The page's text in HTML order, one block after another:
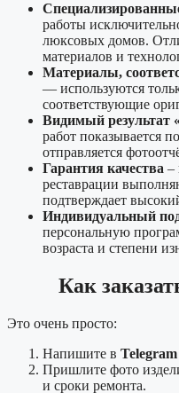
работы
люксовых домов.
материалов и
Материалы,
— используются
соответствующие
Видимый результат
работ показывается
отправляется
Гарантия качества –
реставрации
подтверждает
Индивидуальный
персональную
возраста и степени
Как
Это очень просто:
Напишите в Telegram
Пришлите фото
и сроки ремонта.